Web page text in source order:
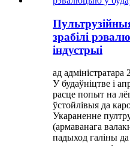
зрабілі
індустрыі
ад адміністратара
У будаўніцтве і
расце попыт на
ўстойлівыя да
Укараненне
(армаванага
падыход галіны